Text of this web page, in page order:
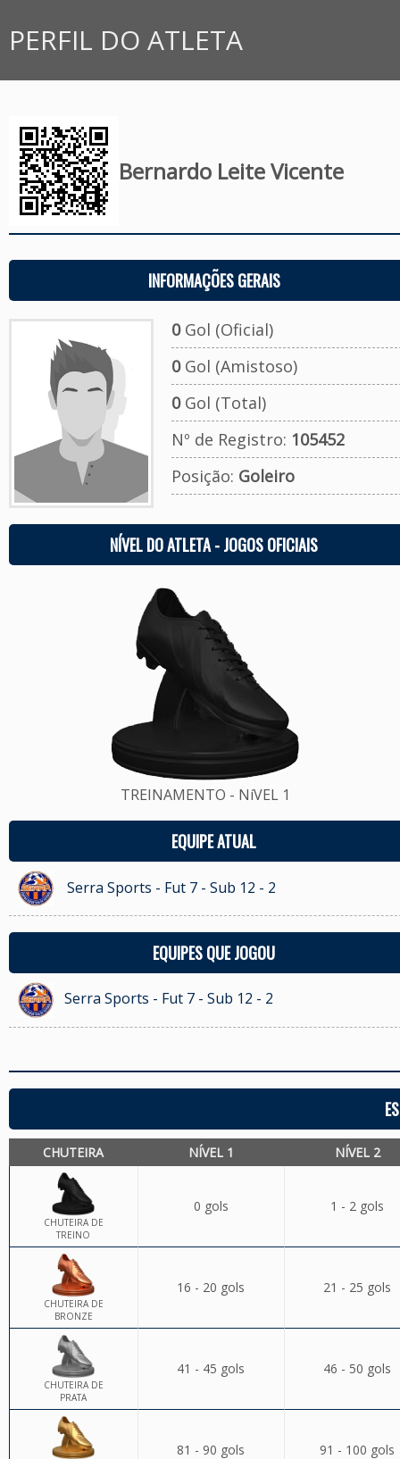
PERFIL DO ATLETA
Bernardo Leite Vicente
INFORMAÇÕES GERAIS
0Gol (Oficial)
0Gol (Amistoso)
0Gol (Total)
Nº de Registro: 105452
Posição: Goleiro
NÍVEL DO ATLETA - JOGOS OFICIAIS
TREINAMENTO - NíVEL 1
EQUIPE ATUAL
Serra Sports - Fut 7 - Sub 12 - 2
EQUIPES QUE JOGOU
Serra Sports - Fut 7 - Sub 12 - 2
CHUTEIRA NÍVEL 1 NÍVEL 2
CHUTEIRA DE
TREINO
0 gols 1 - 2 gols
CHUTEIRA DE
BRONZE
16 - 20 gols 21 - 25 gols
CHUTEIRA DE
PRATA
41 - 45 gols 46 - 50 gols
81 - 90 gols 91 - 100 gols